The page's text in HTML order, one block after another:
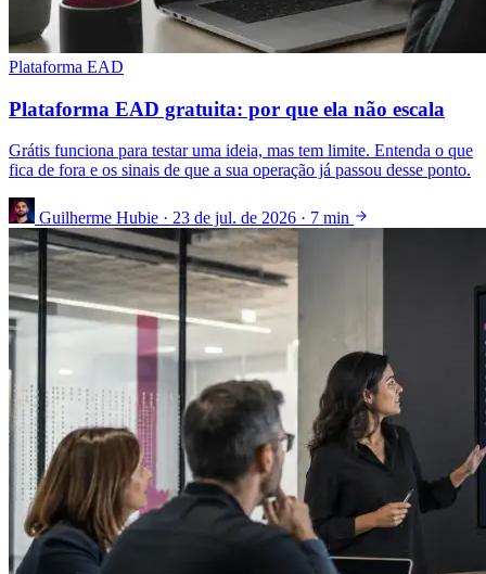
Plataforma EAD
Plataforma EAD gratuita: por que ela não escala
Grátis funciona para testar uma ideia, mas tem limite. Entenda o que
fica de fora e os sinais de que a sua operação já passou desse ponto.
Guilherme Hubie · 23 de jul. de 2026 · 7 min